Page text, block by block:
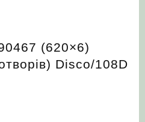
(620×6)
Disco/108D